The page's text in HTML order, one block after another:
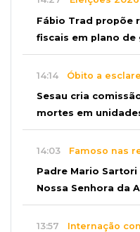
Fábio Trad propõe
fiscais em plano de
14:14 Óbito a
Sesau cria
mortes em
14:03 Famoso nas
Padre Mario
Nossa Senhora da
13:57 Internação